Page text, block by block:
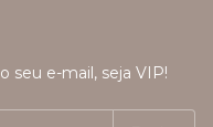
seu e-mail, seja VIP!